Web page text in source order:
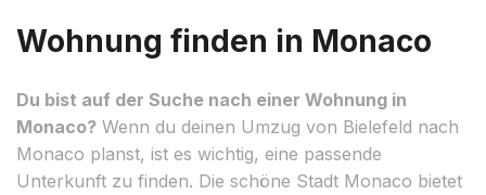
Wohnung finden in Monaco
Du bist auf der Suche nach einer Wohnung in
Monaco? Wenn du deinen Umzug von Bielefeld nach
Monaco planst, ist es wichtig, eine passende
Unterkunft zu finden. Die schöne Stadt Monaco bietet